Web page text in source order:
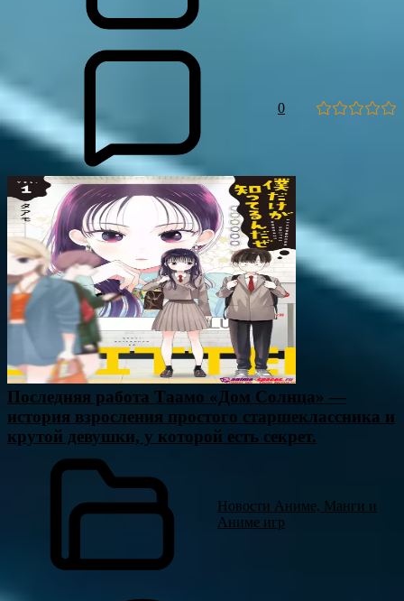
0
Последняя работа Таамо «Дом Солнца» —
история взросления простого старшеклассника и
крутой девушки, у которой есть секрет.
Новости Аниме, Манги и
Аниме игр